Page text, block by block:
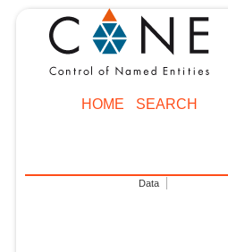
HOME SEARCH
Data